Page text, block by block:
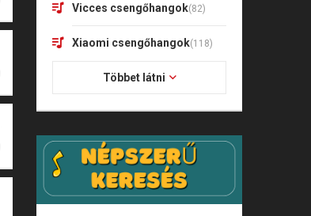
Vicces csengőhangok(82)
Xiaomi csengőhangok(118)
Többet látni